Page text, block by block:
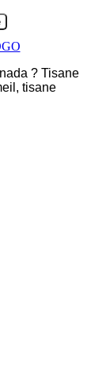
? Tisane
tisane